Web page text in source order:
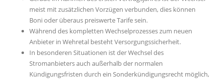
meist mit zusätzlichen Vorzügen verbunden, dies können
Boni oder überaus preiswerte Tarife sein.
Während des kompletten Wechselprozesses zum neuen
Anbieter in Wehretal besteht Versorgungssicherheit.
In besonderen Situationen ist der Wechsel des
Stromanbieters auch außerhalb der normalen
Kündigungsfristen durch ein Sonderkündigungsrecht möglich,